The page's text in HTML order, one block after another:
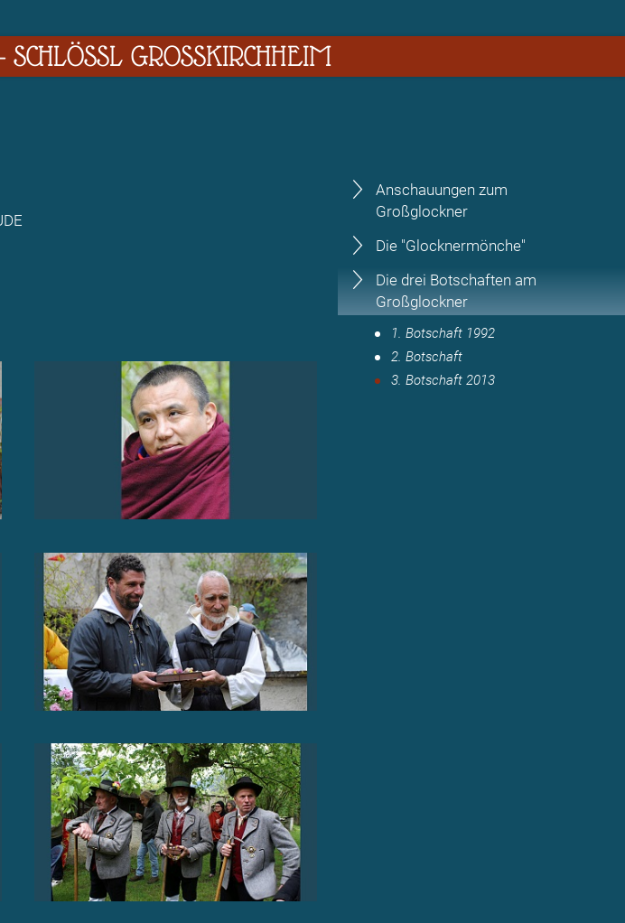
GROSSKIRCHHEIM
Anschauungen zum
Großglockner
Die "Glocknermönche"
Die drei Botschaften am
Großglockner
1. Botschaft 1992
2. Botschaft
3. Botschaft 2013